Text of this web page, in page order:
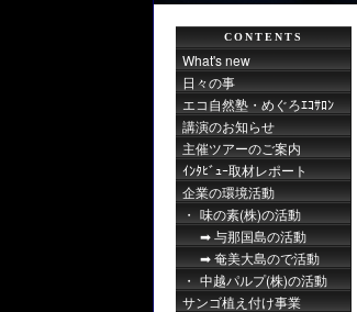
CONTENTS
What's new
日々の事
エコ自然塾・めぐろｴｺｻﾛﾝ
講演のお知らせ
主催ツアーのご案内
ｲﾝﾀﾋﾞｭｰ取材レポート
企業の環境活動
味の素(株)の活動
与那国島の活動
奄美大島ので活動
中越パルプ(株)の活動
サンゴ植え付け事業